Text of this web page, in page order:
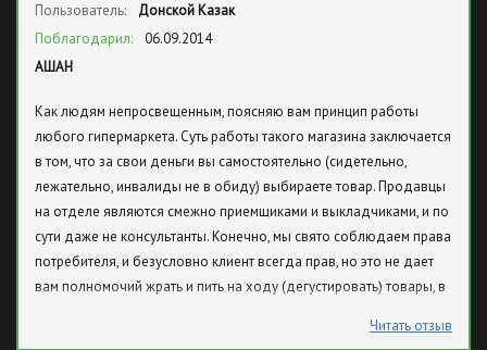
то хотя бы не "облаяны" техничками. Я-то куплю, что мне надо и
где надо, но за свой город стыдно.
Пользователь:
Донской Казак
Поблагодарил:
06.09.2014
АШАН
Как людям непросвещенным, поясняю вам принцип работы
любого гипермаркета. Суть работы такого магазина заключается
в том, что за свои деньги вы самостоятельно (сидетельно,
лежательно, инвалиды не в обиду) выбираете товар. Продавцы
на отделе являются смежно приемщиками и выкладчиками, и по
сути даже не консультанты. Конечно, мы свято соблюдаем права
потребителя, и безусловно клиент всегда прав, но это не дает
вам полномочий жрать и пить на ходу (дегустировать) товары, в
также тырить все, что не прибито. Напоминаем, что если у вас
Читать отзыв